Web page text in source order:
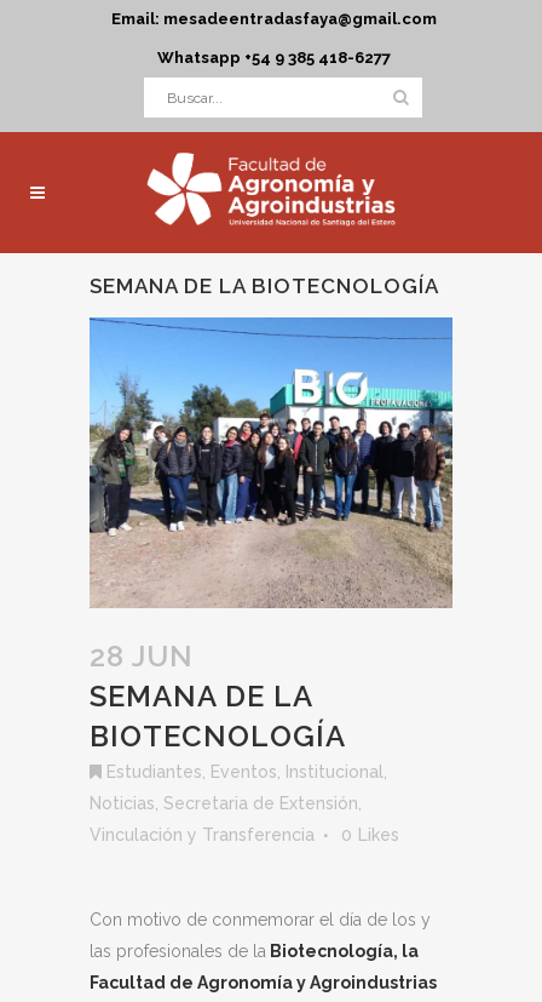
Email: mesadeentradasfaya@gmail.com
Whatsapp +54 9 385 418-6277
SEMANA DE LA BIOTECNOLOGÍA
28 JUN
SEMANA DE LA
BIOTECNOLOGÍA
Estudiantes Eventos Institucional
Noticias Secretaria de Extensión,
Vinculación y Transferencia
0 Likes
Con motivo de conmemorar el día de los y
las profesionales de la Biotecnología, la
Facultad de Agronomía y Agroindustrias